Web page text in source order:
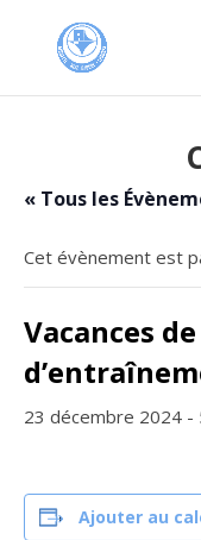
« Tous les
Cet évènement est
Vacances
23 décembre 2024 -
Ajouter au